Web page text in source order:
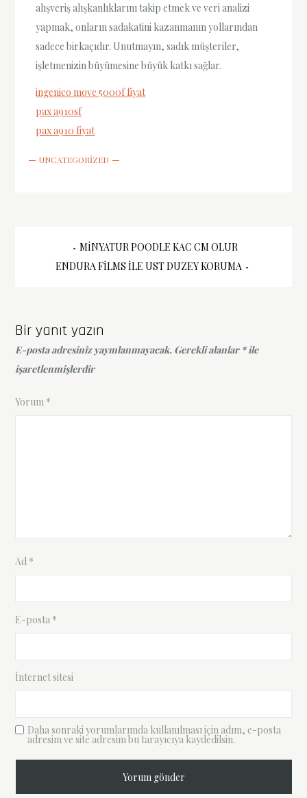
alışveriş alışkanlıklarını takip etmek ve veri analizi
yapmak, onların sadakatini kazanmanın yollarından
sadece birkaçıdır. Unutmayın, sadık müşteriler,
işletmenizin büyümesine büyük katkı sağlar.
ingenico move 5000f fiyat
pax a910sf
pax a910 fiyat
UNCATEGORIZED
Yazı
MINYATUR POODLE KAC CM OLUR
ENDURA FILMS İLE UST DUZEY KORUMA
Bir yanıt yazın
E-posta adresiniz yayınlanmayacak. Gerekli alanlar *ile
işaretlenmişlerdir
Yorum *
Ad *
E-posta *
İnternet sitesi
Daha sonraki yorumlarımda kullanılması için adım, e-posta
adresim ve site adresim bu tarayıcıya kaydedilsin.